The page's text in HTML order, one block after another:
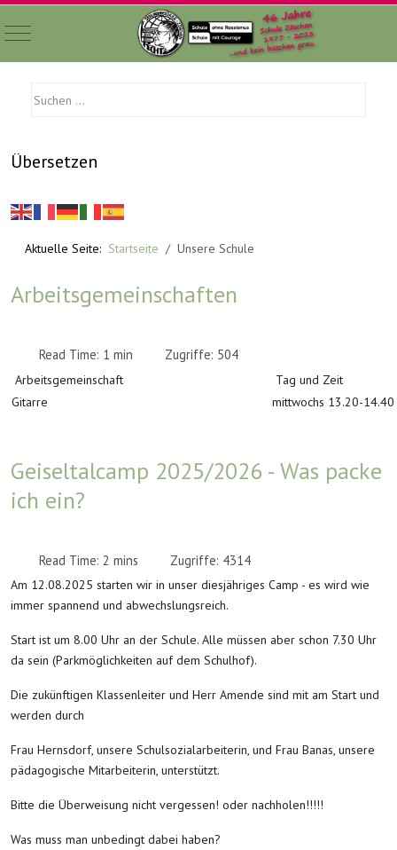
Mobile Menu Toggle
Übersetzen
Aktuelle Seite: Startseite Unsere Schule
Arbeitsgemeinschaften
Read Time: 1 min Zugriffe: 504
Arbeitsgemeinschaft
Tag und Zeit
Gitarre
mittwochs 13.20-14.40
Geiseltalcamp 2025/2026 - Was packe
ich ein?
Read Time: 2 mins Zugriffe: 4314
Am 12.08.2025 starten wir in unser diesjähriges Camp - es wird wie
immer spannend und abwechslungsreich.
Start ist um 8.00 Uhr an der Schule. Alle müssen aber schon 7.30 Uhr
da sein (Parkmöglichkeiten auf dem Schulhof).
Die zukünftigen Klassenleiter und Herr Amende sind mit am Start und
werden durch
Frau Hernsdorf, unsere Schulsozialarbeiterin, und Frau Banas, unsere
pädagogische Mitarbeiterin, unterstützt.
Bitte die Überweisung nicht vergessen! oder nachholen!!!!!
Was muss man unbedingt dabei haben?